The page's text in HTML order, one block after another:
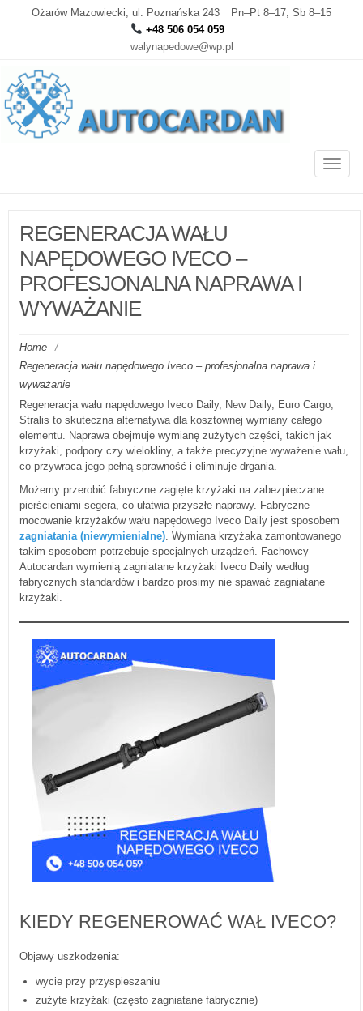
Toggle
REGENERACJA WAŁU
NAPĘDOWEGO IVECO –
PROFESJONALNA NAPRAWA I
WYWAŻANIE
Home
/
Regeneracja wału napędowego Iveco – profesjonalna naprawa i
wyważanie
Regeneracja wału napędowego Iveco Daily, New Daily, Euro Cargo,
Stralis to skuteczna alternatywa dla kosztownej wymiany całego
elementu. Naprawa obejmuje wymianę zużytych części, takich jak
krzyżaki, podpory czy wielokliny, a także precyzyjne wyważenie wału,
co przywraca jego pełną sprawność i eliminuje drgania.
Możemy przerobić fabryczne zagięte krzyżaki na zabezpieczane
pierścieniami segera, co ułatwia przyszłe naprawy. Fabryczne
mocowanie krzyżaków wału napędowego Iveco Daily jest sposobem
zagniatania (niewymienialne). Wymiana krzyżaka zamontowanego
takim sposobem potrzebuje specjalnych urządzeń. Fachowcy
Autocardan wymienią zagniatane krzyżaki Iveco Daily według
fabrycznych standardów i bardzo prosimy nie spawać zagniatane
krzyżaki.
KIEDY REGENEROWAĆ WAŁ IVECO?
Objawy uszkodzenia:
wycie przy przyspieszaniu
zużyte krzyżaki (często zagniatane fabrycznie)
Ożarów Mazowiecki, ul. Poznańska 243
Pn–Pt 8–17, Sb 8–15
+48 506 054 059
walynapedowe@wp.pl